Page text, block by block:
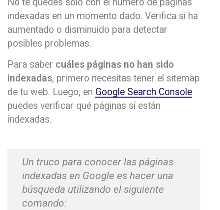
No te quedes solo con el número de páginas
indexadas en un momento dado. Verifica si ha
aumentado o disminuido para detectar
posibles problemas.
Para saber cuáles páginas no han sido
indexadas, primero necesitas tener el sitemap
de tu web. Luego, en Google Search Console
puedes verificar qué páginas sí están
indexadas.
Un truco para conocer las páginas
indexadas en Google es hacer una
búsqueda utilizando el siguiente
comando: